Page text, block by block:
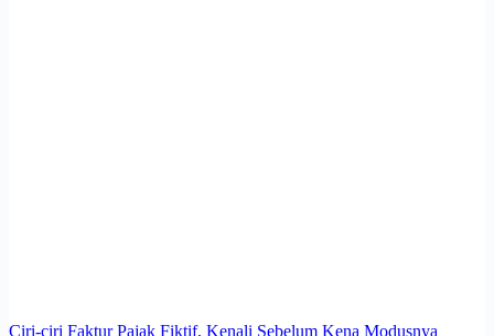
Ciri-ciri Faktur Pajak Fiktif, Kenali Sebelum Kena Modusnya